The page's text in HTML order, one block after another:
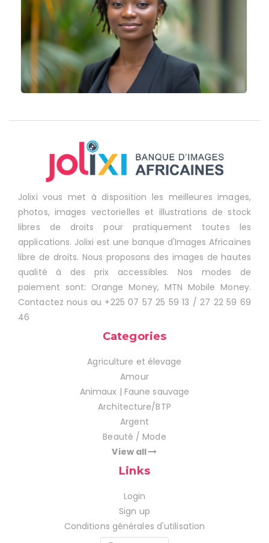
Jolixi vous met à disposition les meilleures images,
photos, images vectorielles et illustrations de stock
libres de droits pour pratiquement toutes les
applications. Jolixi est une banque d'Images Africaines
libre de droits. Nous proposons des images de hautes
qualité à des prix accessibles. Nos modes de
paiement sont: Orange Money, MTN Mobile Money.
Contactez nous au +225 07 57 25 59 13 / 27 22 59 69
46
Categories
Agriculture et élevage
Amour
Animaux | Faune sauvage
Architecture/BTP
Argent
Beauté / Mode
View all
Links
Login
Sign up
Conditions générales d'utilisation